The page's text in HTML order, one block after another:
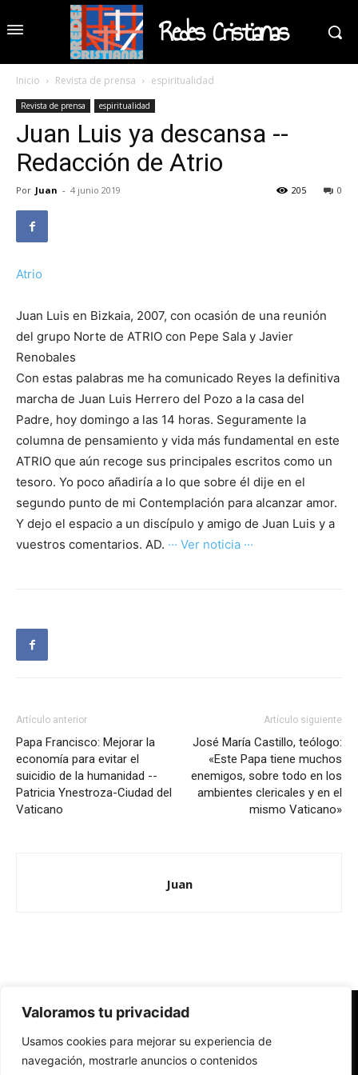
Valoramos tu privacidad
Usamos cookies para mejorar su experiencia de
navegación, mostrarle anuncios o contenidos
Redes Cristianas
Inicio Revista de prensa espiritualidad
Revista de prensa espiritualidad
Juan Luis ya descansa --
Redacción de Atrio
Por Juan - 4 junio 2019 0
205
Atrio
Juan Luis en Bizkaia, 2007, con ocasión de una reunión
del grupo Norte de ATRIO con Pepe Sala y Javier
Renobales
Con estas palabras me ha comunicado Reyes la definitiva
marcha de Juan Luis Herrero del Pozo a la casa del
Padre, hoy domingo a las 14 horas. Seguramente la
columna de pensamiento y vida más fundamental en este
ATRIO que aún recoge sus principales escritos como un
tesoro. Yo poco añadiría a lo que sobre él dije en el
segundo punto de mi Contemplación para alcanzar amor.
Y dejo el espacio a un discípulo y amigo de Juan Luis y a
vuestros comentarios. AD. ··· Ver noticia ···
Artículo anterior
Papa Francisco: Mejorar la
economía para evitar el
suicidio de la humanidad --
Patricia Ynestroza-Ciudad del
Vaticano
Artículo siguiente
José María Castillo, teólogo:
«Este Papa tiene muchos
enemigos, sobre todo en los
ambientes clericales y en el
mismo Vaticano»
Juan
Redes Cristianas
Una mirada alternativa sobre la Iglesia católica y la sociedad
- Colectivos de Redes Cristianas